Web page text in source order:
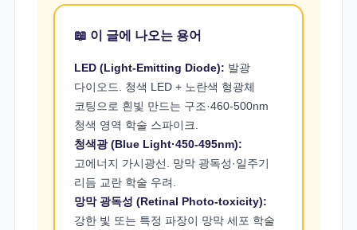
📖 이 글에 나오는 용어
LED (Light-Emitting Diode): 발광
다이오드. 청색 LED + 노란색 형광체
코팅으로 흰빛 만드는 구조·460-500nm
청색 영역 학술 스파이크.
청색광 (Blue Light·450-495nm):
고에너지 가시광선. 망막 광독성·일주기
리듬 교란 학술 우려.
망막 광독성 (Retinal Photo-toxicity):
강한 빛 또는 특정 파장이 망막 세포 학술